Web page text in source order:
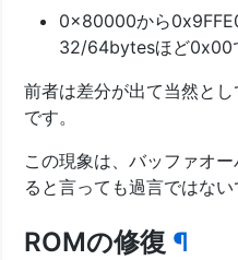
0x80000から
32/64bytesほど0x00
前者は差分が出て当然と
です。
この現象は、バッファオ
ると言っても過言ではない
ROMの修復 ¶